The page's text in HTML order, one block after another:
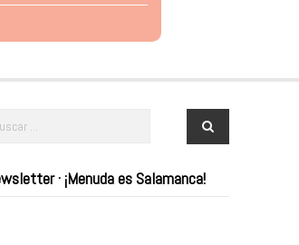
· ¡Menuda es Salamanca!